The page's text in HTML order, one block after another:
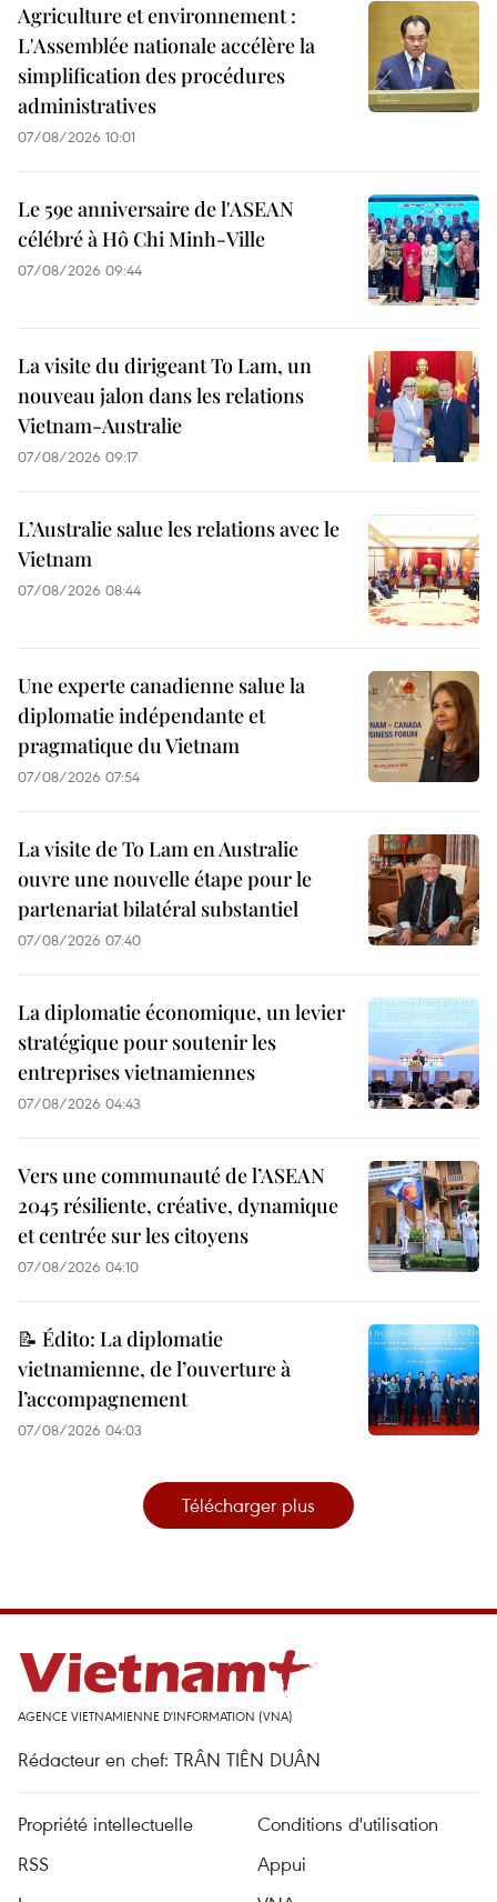
Agriculture et environnement :
L'Assemblée nationale accélère la
simplification des procédures
administratives
07/08/2026 10:01
Le 59e anniversaire de l'ASEAN
célébré à Hô Chi Minh-Ville
07/08/2026 09:44
La visite du dirigeant To Lam, un
nouveau jalon dans les relations
Vietnam-Australie
07/08/2026 09:17
L’Australie salue les relations avec le
Vietnam
07/08/2026 08:44
Une experte canadienne salue la
diplomatie indépendante et
pragmatique du Vietnam
07/08/2026 07:54
La visite de To Lam en Australie
ouvre une nouvelle étape pour le
partenariat bilatéral substantiel
07/08/2026 07:40
La diplomatie économique, un levier
stratégique pour soutenir les
entreprises vietnamiennes
07/08/2026 04:43
Vers une communauté de l’ASEAN
2045 résiliente, créative, dynamique
et centrée sur les citoyens
07/08/2026 04:10
📝 Édito: La diplomatie
vietnamienne, de l’ouverture à
l’accompagnement
07/08/2026 04:03
Télécharger plus
AGENCE VIETNAMIENNE D'INFORMATION (VNA)
Rédacteur en chef: TRÂN TIÊN DUÂN
Propriété intellectuelle
Conditions d'utilisation
RSS
Appui